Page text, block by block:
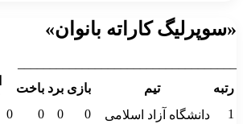
«سوپرلیگ کاراته بانوان»
رتبه
تیم بازی برد باخت
1
دانشگاه آزاد اسلامی 0
0
0
0